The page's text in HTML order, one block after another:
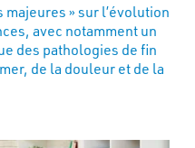
» sur l’évolution
avec notamment un
des pathologies de fin
de la douleur et de la